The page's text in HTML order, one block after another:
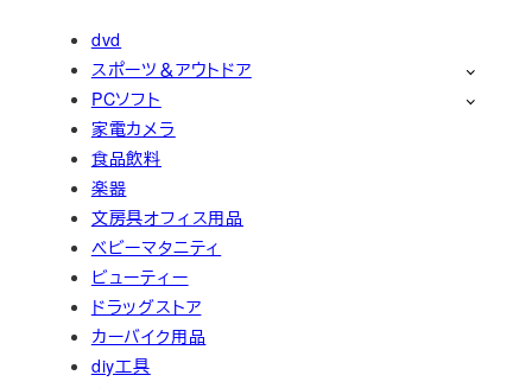
dvd
スポーツ＆アウトドア
PCソフト
家電カメラ
食品飲料
楽器
文房具オフィス用品
ベビーマタニティ
ビューティー
ドラッグストア
カーバイク用品
diy工具